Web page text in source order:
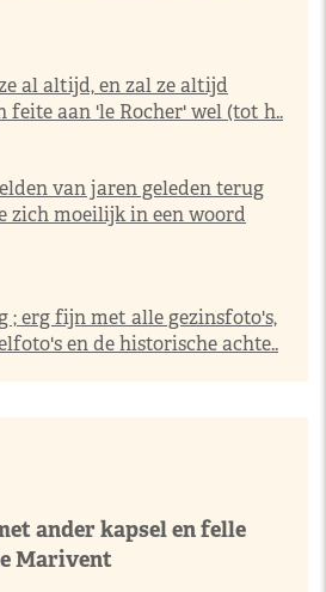
al altijd, en zal ze altijd
feite aan 'le Rocher' wel (tot h..
van jaren geleden terug
zich moeilijk in een woord
; erg fijn met alle gezinsfoto's,
en de historische achte..
ander kapsel en felle
Marivent